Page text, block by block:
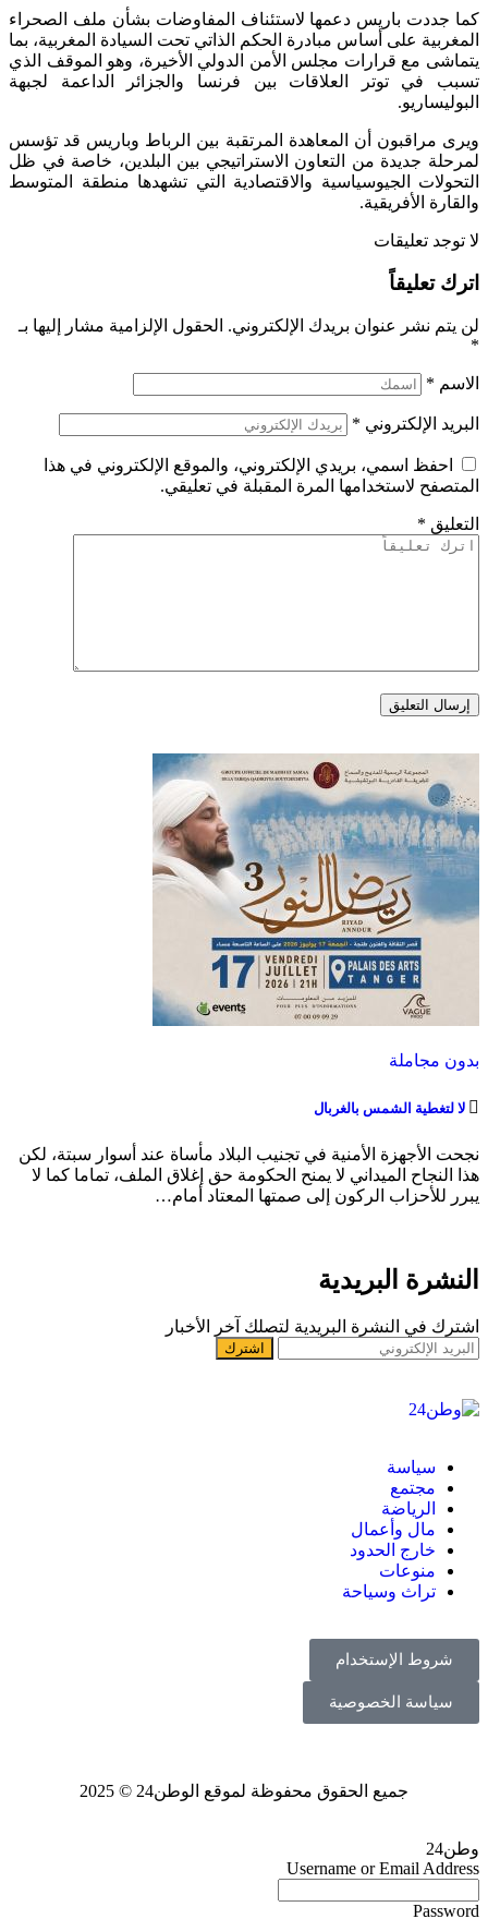
كما جددت باريس دعمها لاستئناف المفاوضات بشأن ملف الصحراء
المغربية على أساس مبادرة الحكم الذاتي تحت السيادة المغربية، بما
يتماشى مع قرارات مجلس الأمن الدولي الأخيرة، وهو الموقف الذي
تسبب في توتر العلاقات بين فرنسا والجزائر الداعمة لجبهة
البوليساريو.
ويرى مراقبون أن المعاهدة المرتقبة بين الرباط وباريس قد تؤسس
لمرحلة جديدة من التعاون الاستراتيجي بين البلدين، خاصة في ظل
التحولات الجيوسياسية والاقتصادية التي تشهدها منطقة المتوسط
والقارة الأفريقية.
لا توجد تعليقات
اترك تعليقاً
لن يتم نشر عنوان بريدك الإلكتروني. الحقول الإلزامية مشار إليها بـ
*
الاسم *
البريد الإلكتروني *
احفظ اسمي، بريدي الإلكتروني، والموقع الإلكتروني في هذا
المتصفح لاستخدامها المرة المقبلة في تعليقي.
التعليق *
بدون مجاملة
لا لتغطية الشمس بالغربال
نجحت الأجهزة الأمنية في تجنيب البلاد مأساة عند أسوار سبتة، لكن
هذا النجاح الميداني لا يمنح الحكومة حق إغلاق الملف، تماما كما لا
يبرر للأحزاب الركون إلى صمتها المعتاد أمام…
النشرة البريدية
اشترك في النشرة البريدية لتصلك آخر الأخبار
سياسة
مجتمع
الرياضة
مال وأعمال
خارج الحدود
منوعات
تراث وسياحة
شروط الإستخدام
سياسة الخصوصية
جميع الحقوق محفوظة لموقع الوطن24 © 2025
وطن24
Username or Email Address
Password